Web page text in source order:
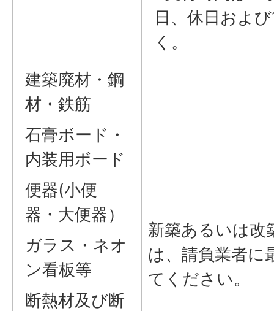
日、休日およ
く。
建築廃材・鋼
材・鉄筋
石膏ボード・
内装用ボード
便器(小便
器・大便器）
ガラス・ネオ
ン看板等
断熱材及び断
新築あるいは改
は、請負業者に
てください。